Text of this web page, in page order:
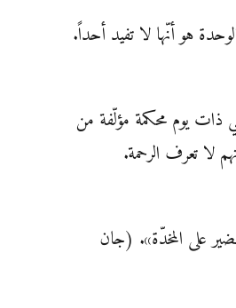
هو أنّها لا تفيد أحداً.
ذات يوم محكمة مؤلّفة من
لا تعرف الرحمة.
على المخدّة». (جان